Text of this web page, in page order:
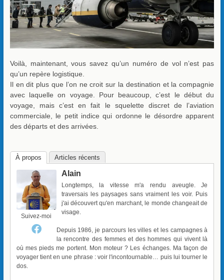
Voilà, maintenant, vous savez qu’un numéro de vol n’est pas
qu’un repère logistique.
Il en dit plus que l’on ne croit sur la destination et la compagnie
avec laquelle on voyage. Pour beaucoup, c’est le début du
voyage, mais c’est en fait le squelette discret de l’aviation
commerciale, le petit indice qui ordonne le désordre apparent
des départs et des arrivées.
À propos Articles récents
Suivez-moi
Alain
Longtemps, la vitesse m'a rendu aveugle. Je
traversais les paysages sans vraiment les voir. Puis
j'ai découvert qu'en marchant, le monde changeait de
visage.
Depuis 1986, je parcours les villes et les campagnes à
la rencontre des femmes et des hommes qui vivent là
où mes pieds me portent. Mon moteur ? Les échanges. Ma façon de
voyager tient en une phrase : voir l'incontournable… puis lui tourner le
dos.